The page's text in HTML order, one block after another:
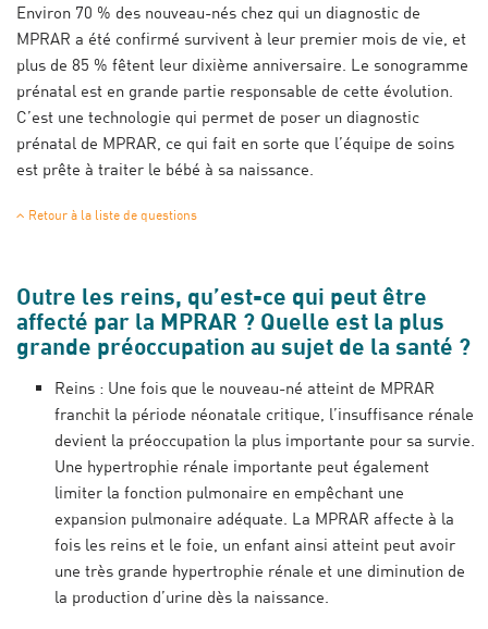
Environ 70 % des nouveau-nés chez qui un diagnostic de
MPRAR a été confirmé survivent à leur premier mois de vie, et
plus de 85 % fêtent leur dixième anniversaire. Le sonogramme
prénatal est en grande partie responsable de cette évolution.
C’est une technologie qui permet de poser un diagnostic
prénatal de MPRAR, ce qui fait en sorte que l’équipe de soins
est prête à traiter le bébé à sa naissance.
Retour à la liste de questions
Outre les reins, qu’est-ce qui peut être
affecté par la MPRAR ? Quelle est la plus
grande préoccupation au sujet de la santé ?
Reins : Une fois que le nouveau-né atteint de MPRAR
franchit la période néonatale critique, l’insuffisance rénale
devient la préoccupation la plus importante pour sa survie.
Une hypertrophie rénale importante peut également
limiter la fonction pulmonaire en empêchant une
expansion pulmonaire adéquate. La MPRAR affecte à la
fois les reins et le foie, un enfant ainsi atteint peut avoir
une très grande hypertrophie rénale et une diminution de
la production d’urine dès la naissance.